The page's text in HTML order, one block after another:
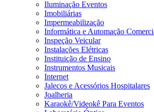
Iluminação Eventos
Imobiliárias
Impermeabilização
Informática e Automação
Inspeção Veicular
Instalações Elétricas
Instituição de Ensino
Instrumentos Musicais
Internet
Jalecos e Acessórios Hospitalares
Joalheria
Karaokê/Videokê Para Eventos